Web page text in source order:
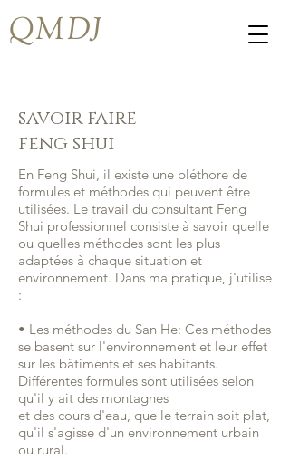
QMDJ
savoir faire
feng shui
En Feng Shui, il existe une pléthore de
formules et méthodes qui peuvent être
utilisées. Le travail du consultant Feng
Shui professionnel consiste à savoir quelle
ou quelles méthodes sont les plus
adaptées à chaque situation et
environnement. Dans ma pratique, j'utilise
:
• Les méthodes du San He: Ces méthodes
se basent sur l'environnement et leur effet
sur les bâtiments et ses habitants.
Différentes formules sont utilisées selon
qu'il y ait des montagnes
et des cours d'eau, que le terrain soit plat,
qu'il s'agisse d'un environnement urbain
ou rural.